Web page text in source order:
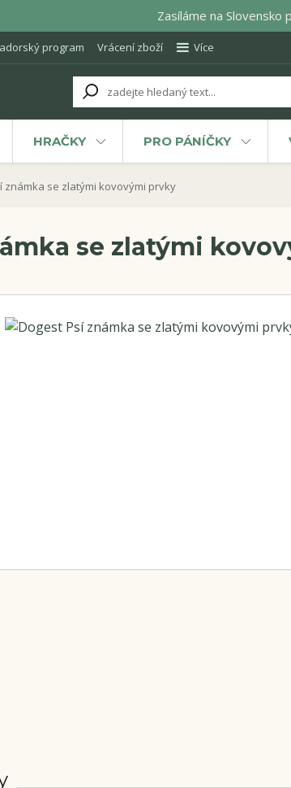
Zasíláme na Slovensko
program Vrácení zboží Více
HRAČKY PRO PÁNÍČKY
známka se zlatými kovovými prvky
se zlatými